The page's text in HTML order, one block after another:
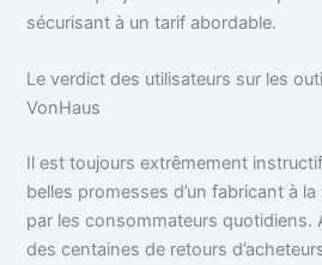
sécurisant à un tarif abordable.
Le verdict des utilisateurs sur les
VonHaus
Il est toujours extrêmement
belles promesses d’un fabricant à
par les consommateurs quotidiens.
des centaines de retours